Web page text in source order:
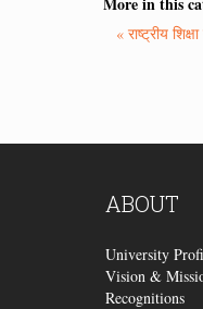
« राष्ट्रीय
ABOUT
University
Vision &
Recognitions